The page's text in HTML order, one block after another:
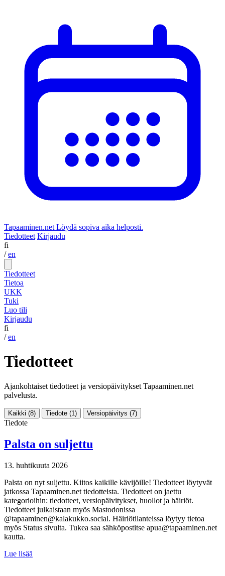
Tapaaminen.net Löydä sopiva aika helposti.
Tiedotteet Kirjaudu
fi
/ en
Tiedotteet
Tietoa
UKK
Tuki
Luo tili
Kirjaudu
fi
/ en
Tiedotteet
Ajankohtaiset tiedotteet ja versiopäivitykset Tapaaminen.net
palvelusta.
Kaikki (8) Tiedote (1) Versiopäivitys (7)
Tiedote
Palsta on suljettu
13. huhtikuuta 2026
Palsta on nyt suljettu. Kiitos kaikille kävijöille! Tiedotteet löytyvät
jatkossa Tapaaminen.net tiedotteista. Tiedotteet on jaettu
kategorioihin: tiedotteet, versiopäivitykset, huollot ja häiriöt.
Tiedotteet julkaistaan myös Mastodonissa
@tapaaminen@kalakukko.social. Häiriötilanteissa löytyy tietoa
myös Status sivulta. Tukea saa sähköpostitse apua@tapaaminen.net
kautta.
Lue lisää